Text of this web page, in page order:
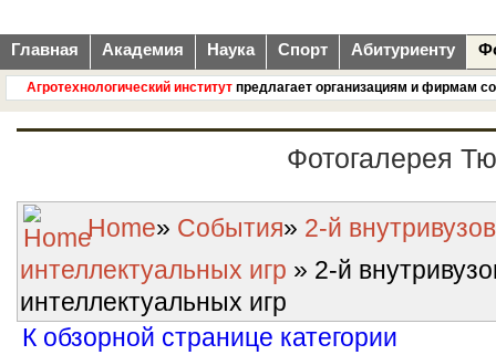
Главная Академия Наука Спорт Абитуриенту
Агротехнологический институтпредлагает организациям и фирмам
Фотогалерея
Home» События» 2-й
интеллектуальных игр » 2-й
интеллектуальных игр
К обзорной странице категории